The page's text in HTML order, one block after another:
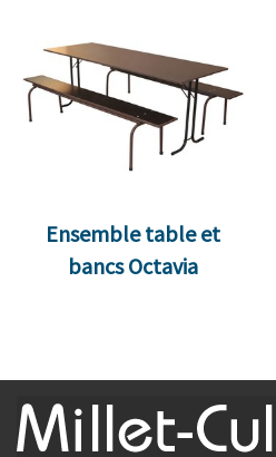
Ensemble table et
bancs Octavia